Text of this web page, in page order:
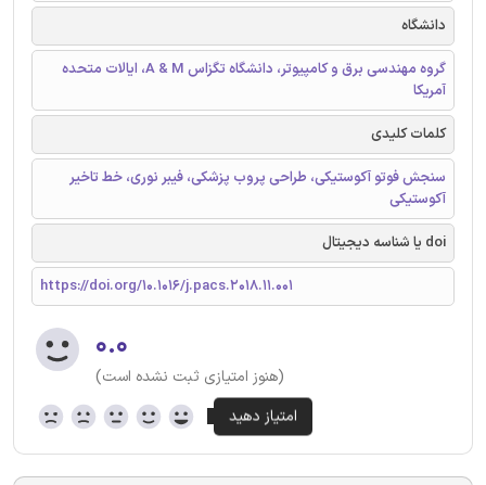
دانشگاه
گروه مهندسی برق و کامپیوتر، دانشگاه تگزاس A & M، ایالات متحده
آمریکا
کلمات کلیدی
سنجش فوتو آکوستیکی، طراحی پروب پزشکی، فیبر نوری، خط تاخیر
آکوستیکی
doi یا شناسه دیجیتال
https://doi.org/10.1016/j.pacs.2018.11.001
۰.۰
(هنوز امتیازی ثبت نشده است)